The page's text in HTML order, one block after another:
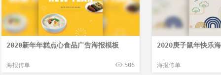
2020新年年糕点心食品广告海报模板
海报传单 506
2020庚子鼠年快乐
海报传单